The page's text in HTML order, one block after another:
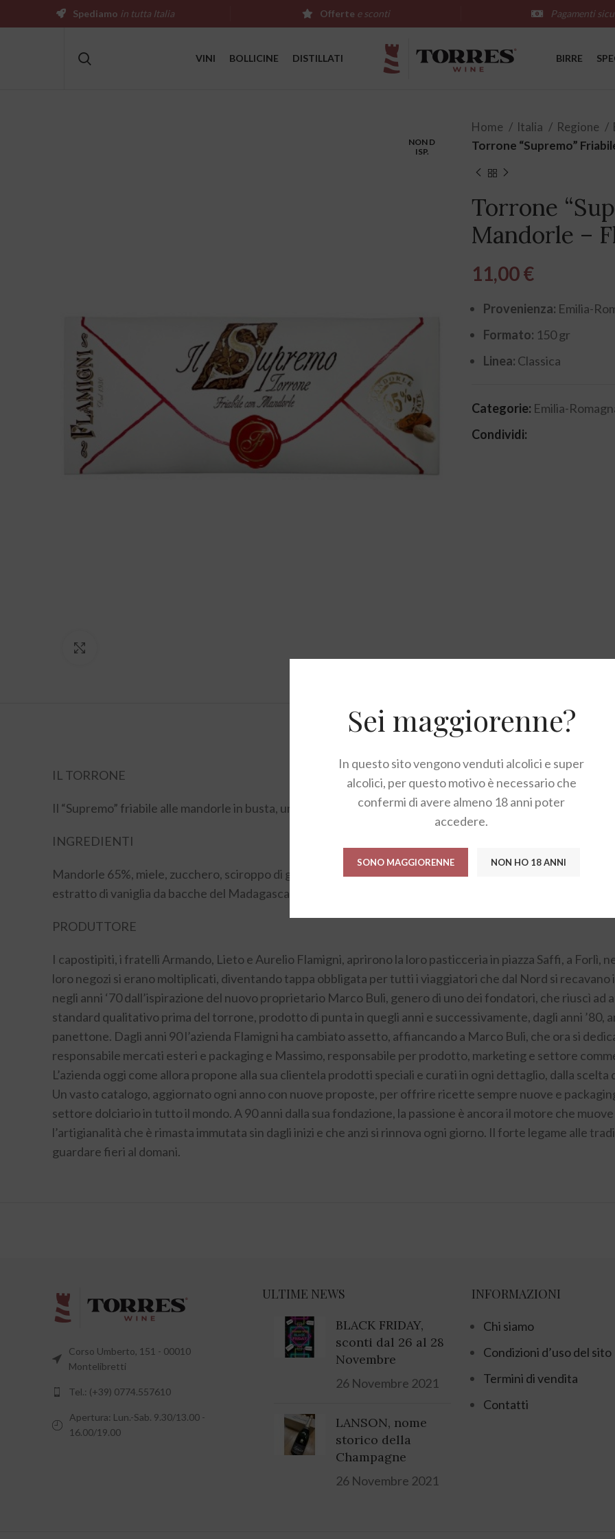
Sei maggiorenne?
In questo sito vengono venduti alcolici e super
alcolici, per questo motivo è necessario che
confermi di avere almeno 18 anni poter
accedere.
SONO MAGGIORENNE NON HO 18 ANNI
VINI BOLLICINE DISTILLATI BIRRE
NON D
ISP.
Home Italia Regione
Torrone “Supremo”
Torrone
Mandorle –
11,00€
Provenienza: Emilia-
Formato: 150 gr
Linea: Classica
Categorie: Emilia-
Condividi:
DESCRIZIONE RECENSIONI (0)
IL TORRONE
Il “Supremo” friabile alle mandorle in busta, un packaging raffinato ed elegante, dal forte sapore artigianale.
INGREDIENTI
Mandorle 65%, miele, zucchero, sciroppo di glucosio, albume d’uovo, ostie (fecola di patate, acqua, olio
estratto di vaniglia da bacche del Madagascar. Può contenere soia, nocciole e pistacchi.
PRODUTTORE
I capostipiti, i fratelli Armando, Lieto e Aurelio Flamigni, aprirono la loro pasticceria in piazza Saffi, a Forlì,
loro negozi si erano moltiplicati, diventando tappa obbligata per tutti i viaggiatori che dal Nord si
negli anni ‘70 dall’ispirazione del nuovo proprietario Marco Buli, genero di uno dei fondatori, che riuscì
standard qualitativo prima del torrone, prodotto di punta in quegli anni e successivamente, dagli anni ’80,
panettone. Dagli anni 90 l’azienda Flamigni ha cambiato assetto, affiancando a Marco Buli, che ora si
responsabile mercati esteri e packaging e Massimo, responsabile per prodotto, marketing e settore
L’azienda oggi come allora propone alla sua clientela prodotti speciali e curati in ogni dettaglio, dalla
Un vasto catalogo, aggiornato ogni anno con nuove proposte, per offrire ricette sempre nuove e
settore dolciario in tutto il mondo. A 90 anni dalla sua fondazione, la passione è ancora il motore che
l’artigianalità che è rimasta immutata sin dagli inizi e che anzi si rinnova ogni giorno. Il forte legame alle
guardare fieri al domani.
Corso Umberto, 151 - 00010
Montelibretti
Tel.: (+39) 0774.557610
Apertura: Lun.-Sab. 9.30/13.00 -
16.00/19.00
ULTIME NEWS
BLACK FRIDAY,
sconti dal 26 al 28
Novembre
26 Novembre 2021
LANSON, nome
storico della
Champagne
26 Novembre 2021
INFORMAZIONI
Chi siamo
Condizioni d’uso del sito
Termini di vendita
Contatti
Spediamo in tutta Italia Offerte e sconti Pagamenti